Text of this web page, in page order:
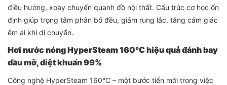
điều hướng, xoay chuyển quanh đồ nội thất. Cấu trúc cơ học ổn
định giúp trọng tâm phân bố đều, giảm rung lắc, tăng cảm giác
êm ái khi di chuyển.
Hơi nước nóng HyperSteam 160°C hiệu quả đánh bay
dầu mỡ, diệt khuẩn 99%
Công nghệ HyperSteam 160°C – một bước tiến mới trong việc